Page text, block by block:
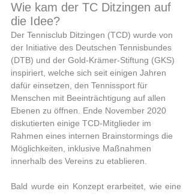
Wie kam der TC Ditzingen auf
die Idee?
Der Tennisclub Ditzingen (TCD) wurde von
der Initiative des Deutschen Tennisbundes
(DTB) und der Gold-Krämer-Stiftung (GKS)
inspiriert, welche sich seit einigen Jahren
dafür einsetzen, den Tennissport für
Menschen mit Beeinträchtigung auf allen
Ebenen zu öffnen. Ende November 2020
diskutierten einige TCD-Mitglieder im
Rahmen eines internen Brainstormings die
Möglichkeiten, inklusive Maßnahmen
innerhalb des Vereins zu etablieren.
Bald wurde ein Konzept erarbeitet, wie eine